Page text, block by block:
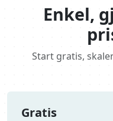
Enkel,
Start gratis,
Gratis